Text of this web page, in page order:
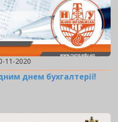
11-2020
днем бухгалтерії!